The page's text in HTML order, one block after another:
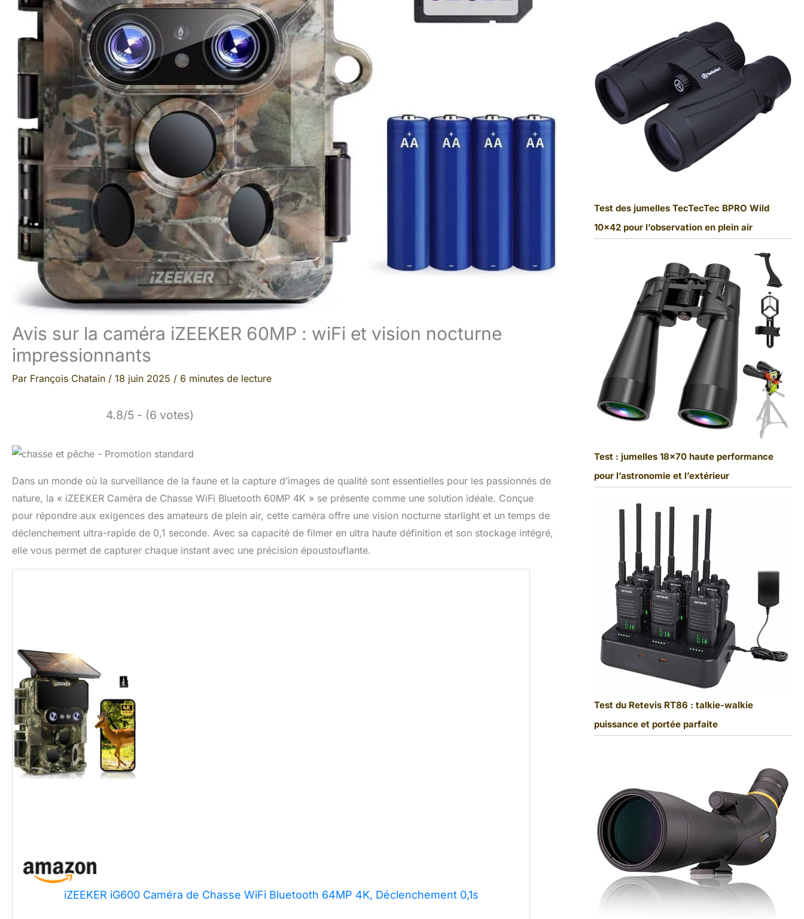
Avis sur la caméra iZEEKER 60MP : wiFi et vision nocturne
impressionnants
Par François Chatain / 18 juin 2025 / 6 minutes de lecture
4.8/5 - (6 votes)
Dans un monde où la surveillance de la faune et la capture d’images de qualité sont essentielles pour les passionnés de
nature, la « iZEEKER Caméra de Chasse WiFi Bluetooth 60MP 4K » se présente comme une solution idéale. Conçue
pour répondre aux exigences des amateurs de plein air, cette caméra offre une vision nocturne starlight et un temps de
déclenchement ultra-rapide de 0,1 seconde. Avec sa capacité de filmer en ultra haute définition et son stockage intégré,
elle vous permet de capturer chaque instant avec une précision époustouflante.
iZEEKER iG600 Caméra de Chasse WiFi Bluetooth 64MP 4K, Déclenchement 0,1s
Test des jumelles TecTecTec BPRO Wild
10×42 pour l’observation en plein air
Test : jumelles 18×70 haute performance
pour l’astronomie et l’extérieur
Test du Retevis RT86 : talkie-walkie
puissance et portée parfaite